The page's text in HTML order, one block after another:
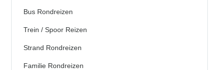
Bus Rondreizen
Trein / Spoor Reizen
Strand Rondreizen
Familie Rondreizen